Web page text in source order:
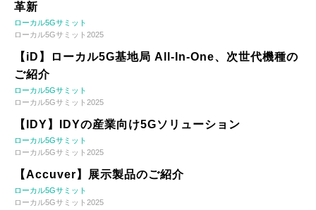
革新
ローカル5Gサミット
ローカル5Gサミット2025
【iD】ローカル5G基地局 All-In-One、次世代機種の
ご紹介
ローカル5Gサミット
ローカル5Gサミット2025
【IDY】IDYの産業向け5Gソリューション
ローカル5Gサミット
ローカル5Gサミット2025
【Accuver】展示製品のご紹介
ローカル5Gサミット
ローカル5Gサミット2025